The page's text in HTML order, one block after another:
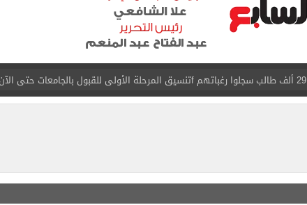
حفلات U Arena تنطلق مع الهضبة عمرو دياب ضمن «يلا ساحل 2026» بالعلمين الجديدة
الآلاف يودعون عروس الشرقية إلى مثواها الأخير بعد وفاتها ليلة زفافها.. صور
الرئيس السيسى يستقبل ملك البحرين بمطار العلمين الدولى.. صور